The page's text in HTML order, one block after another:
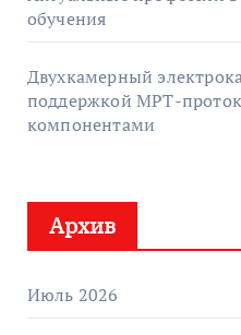
обучения
Двухкамерный
поддержкой МРТ-
компонентами
Архив
Июль 2026